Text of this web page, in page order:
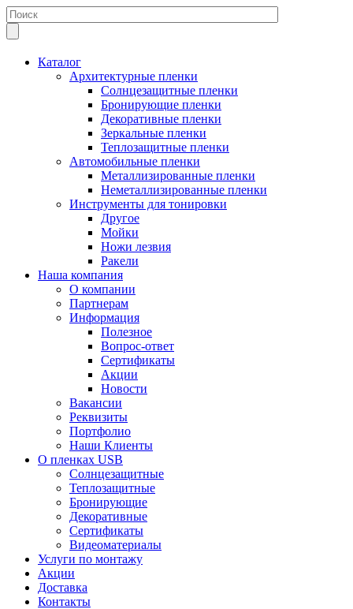
Каталог
Архитектурные пленки
Солнцезащитные пленки
Бронирующие пленки
Декоративные пленки
Зеркальные пленки
Теплозащитные пленки
Автомобильные пленки
Металлизированные пленки
Неметаллизированные пленки
Инструменты для тонировки
Другое
Мойки
Ножи лезвия
Ракели
Наша компания
О компании
Партнерам
Информация
Полезное
Вопрос-ответ
Сертификаты
Акции
Новости
Вакансии
Реквизиты
Портфолио
Наши Клиенты
О пленках USB
Солнцезащитные
Теплозащитные
Бронирующие
Декоративные
Сертификаты
Видеоматериалы
Услуги по монтажу
Акции
Доставка
Контакты